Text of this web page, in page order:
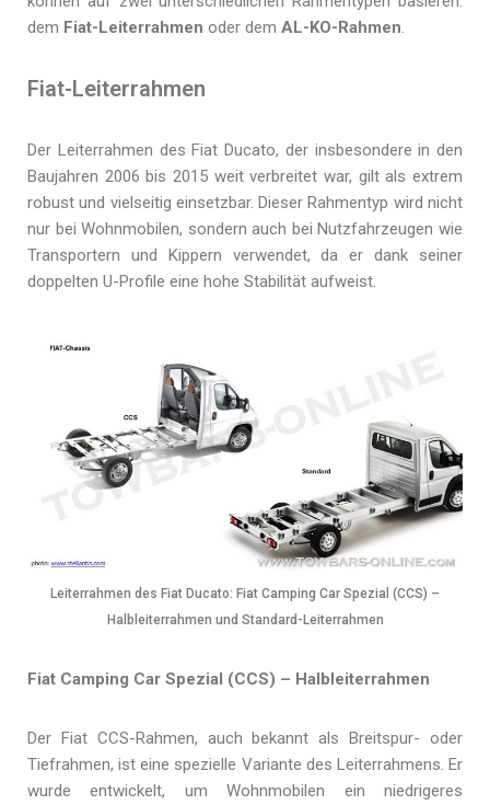
dem Fiat-Leiterrahmen oder dem AL-KO-Rahmen.
Fiat-Leiterrahmen
Der Leiterrahmen des Fiat Ducato, der insbesondere in den
Baujahren 2006 bis 2015 weit verbreitet war, gilt als extrem
robust und vielseitig einsetzbar. Dieser Rahmentyp wird nicht
nur bei Wohnmobilen, sondern auch bei Nutzfahrzeugen wie
Transportern und Kippern verwendet, da er dank seiner
doppelten U-Profile eine hohe Stabilität aufweist.
Leiterrahmen des Fiat Ducato: Fiat Camping Car Spezial (CCS) –
Halbleiterrahmen und Standard-Leiterrahmen
Fiat Camping Car Spezial (CCS) – Halbleiterrahmen
Der Fiat CCS-Rahmen, auch bekannt als Breitspur- oder
Tiefrahmen, ist eine spezielle Variante des Leiterrahmens. Er
wurde entwickelt, um Wohnmobilen ein niedrigeres